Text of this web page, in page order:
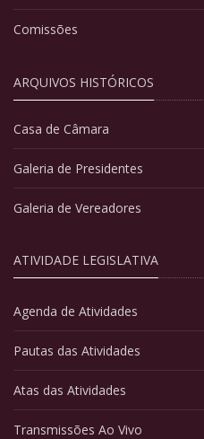
Comissões
ARQUIVOS HISTÓRICOS
Casa de Câmara
Galeria de Presidentes
Galeria de Vereadores
ATIVIDADE LEGISLATIVA
Agenda de Atividades
Pautas das Atividades
Atas das Atividades
Transmissões Ao Vivo